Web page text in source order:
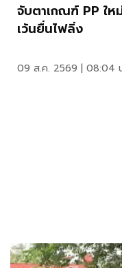
จับตาเกณฑ์ PP ให
เว้นยื่นไฟลิ่ง
09 ส.ค. 2569 | 08:04